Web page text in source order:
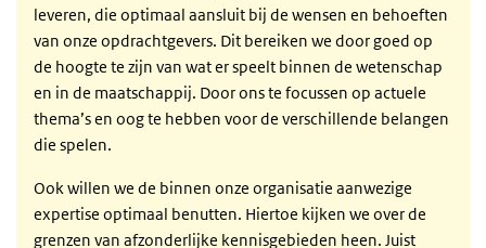
leveren, die optimaal aansluit bij de wensen en behoeften
van onze opdrachtgevers. Dit bereiken we door goed op
de hoogte te zijn van wat er speelt binnen de wetenschap
en in de maatschappij. Door ons te focussen op actuele
thema’s en oog te hebben voor de verschillende belangen
die spelen.
Ook willen we de binnen onze organisatie aanwezige
expertise optimaal benutten. Hiertoe kijken we over de
grenzen van afzonderlijke kennisgebieden heen. Juist